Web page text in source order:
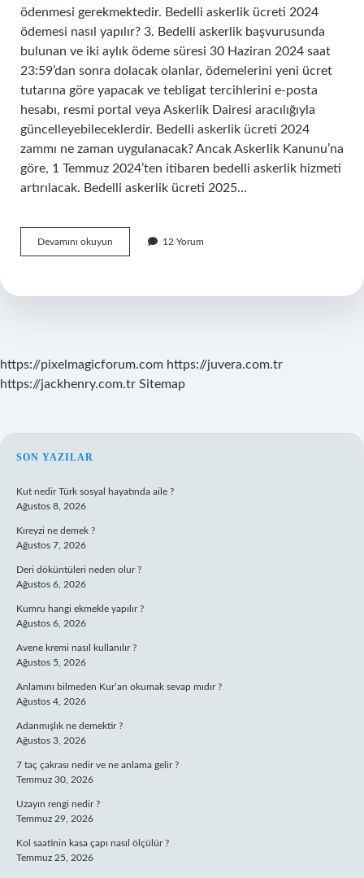
ödenmesi gerekmektedir. Bedelli askerlik ücreti 2024
ödemesi nasıl yapılır? 3. Bedelli askerlik başvurusunda
bulunan ve iki aylık ödeme süresi 30 Haziran 2024 saat
23:59’dan sonra dolacak olanlar, ödemelerini yeni ücret
tutarına göre yapacak ve tebligat tercihlerini e-posta
hesabı, resmi portal veya Askerlik Dairesi aracılığıyla
güncelleyebileceklerdir. Bedelli askerlik ücreti 2024
zammı ne zaman uygulanacak? Ancak Askerlik Kanunu’na
göre, 1 Temmuz 2024’ten itibaren bedelli askerlik hizmeti
artırılacak. Bedelli askerlik ücreti 2025…
Devamını okuyun
Askerlik
Zaman
12 Yorum
https://pixelmagicforum.com https://juvera.com.tr
https://jackhenry.com.tr Sitemap
SIDEBAR
SON YAZILAR
Kut nedir Türk sosyal hayatında aile ?
Ağustos 8, 2026
Kıreyzi ne demek ?
Ağustos 7, 2026
Deri döküntüleri neden olur ?
Ağustos 6, 2026
Kumru hangi ekmekle yapılır ?
Ağustos 6, 2026
Avene kremi nasıl kullanılır ?
Ağustos 5, 2026
Anlamını bilmeden Kur’an okumak sevap mıdır ?
Ağustos 4, 2026
Adanmışlık ne demektir ?
Ağustos 3, 2026
7 taç çakrası nedir ve ne anlama gelir ?
Temmuz 30, 2026
Uzayın rengi nedir ?
Temmuz 29, 2026
Kol saatinin kasa çapı nasıl ölçülür ?
Temmuz 25, 2026